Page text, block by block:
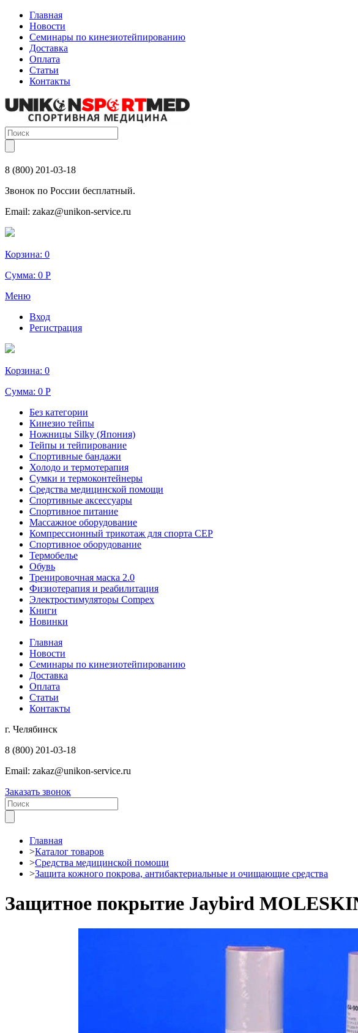
Главная
Новости
Семинары по кинезиотейпированию
Доставка
Оплата
Статьи
Контакты
8 (800) 201-03-18
Звонок по России бесплатный.
Email: zakaz@unikon-service.ru
Корзина: 0
Сумма: 0 Р
Меню
Вход
Регистрация
Корзина: 0
Сумма: 0 Р
Без категории
Кинезио тейпы
Ножницы Silky (Япония)
Тейпы и тейпирование
Спортивные бандажи
Холодо и термотерапия
Сумки и термоконтейнеры
Средства медицинской помощи
Спортивные аксессуары
Спортивное питание
Массажное оборудование
Компрессионный трикотаж для спорта СЕР
Спортивное оборудование
Термобелье
Обувь
Тренировочная маска 2.0
Физиотерапия и реабилитация
Электростимуляторы Compex
Книги
Новинки
Главная
Новости
Семинары по кинезиотейпированию
Доставка
Оплата
Статьи
Контакты
г. Челябинск
8 (800) 201-03-18
Email: zakaz@unikon-service.ru
Заказать звонок
Главная
>Каталог товаров
>Средства медицинской помощи
>Защита кожного покрова, антибактериальные и очищающие средства
Защитное покрытие Jaybird